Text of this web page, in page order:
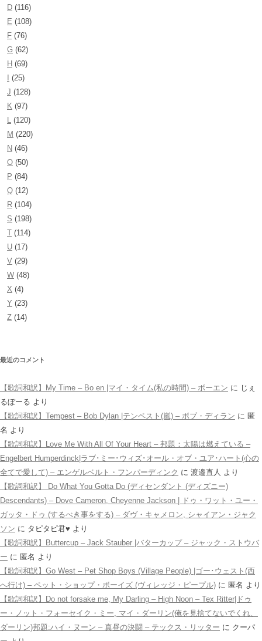
D (116)
E (108)
F (76)
G (62)
H (69)
(25)
J (128)
K (97)
(120)
M (220)
N (46)
O (50)
P (84)
Q (12)
R (104)
S (198)
T (114)
U (17)
V (29)
W (48)
X (4)
Y (23)
Z (14)
最近のコメント
【歌詞和訳】My Time – Bo en |マイ・タイム(私の時間) – ボーエン に じぇ
るぼーる より
【歌詞和訳】Tempest – Bob Dylan |テンペスト(嵐) – ボブ・ディラン に 匿
名 より
【歌詞和訳】Love Me With All Of Your Heart – 邦題：太陽は燃えている –
Engelbert Humperdinck|ラブ･ミー･ウィズ･オール・オブ・ユア･ハート(心の
全てで愛して) – エンゲルベルト・フンパーディンク に 渡邉直人 より
【歌詞和訳】 Do What You Gotta Do (ディセンダント (ディズニー)
Descendants) – Dove Cameron, Cheyenne Jackson | ドゥ・ワット・ユー・
ガッタ・ドゥ (するべき事をする) – ダヴ・キャメロン, シャイアン・ジャク
ソン に タピタピ君♥️ より
【歌詞和訳】Buttercup – Jack Stauber |バターカップ – ジャック・ストウバ
ー に 匿名 より
【歌詞和訳】Go West – Pet Shop Boys (Village People) |ゴー･ウェスト(西
へ行け) – ペット・ショップ・ボーイズ (ヴィレッジ・ピープル) に 匿名 より
【歌詞和訳】Do not forsake me, My Darling – High Noon – Tex Ritter|ドゥ
ー・ノット・フォーセイク・ミー, マイ・ダーリン(俺を見捨てないでくれ、
ダーリン)邦題:ハイ・ヌーン – 真昼の決闘 – テックス・リッター に クーパ